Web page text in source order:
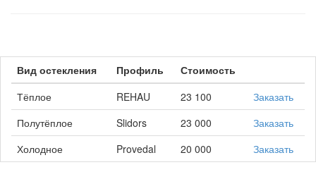
Вид остекления Профиль
Стоимость
Тёплое
REHAU 23 100
Заказать
Полутёплое
Slidors 23 000
Заказать
Холодное
Provedal 20 000 Заказать